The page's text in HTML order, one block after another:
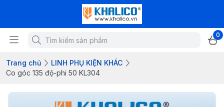
0
Trang chủ
LINH PHỤ KIỆN KHÁC
Co góc 135 độ-phi 50 KL304